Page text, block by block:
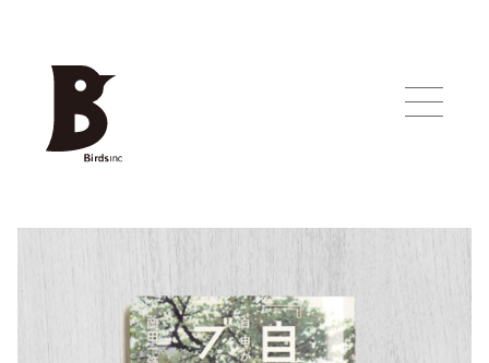
Works
About